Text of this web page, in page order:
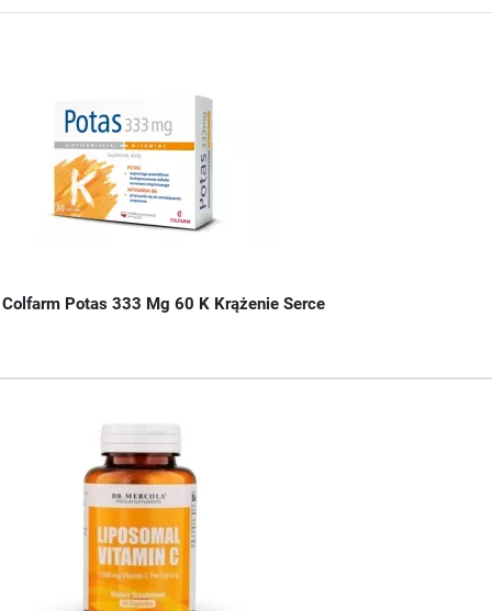
Colfarm Potas 333 Mg 60 K Krążenie Serce